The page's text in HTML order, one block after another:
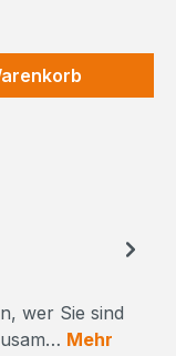
wer Sie sind
Mehr